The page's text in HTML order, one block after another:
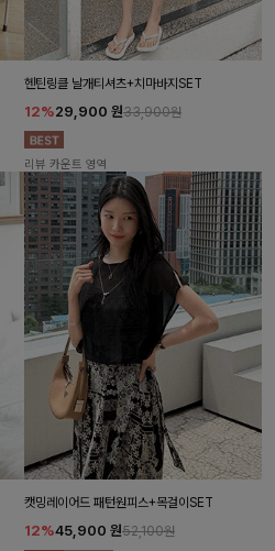
헨틴링클 날개티셔츠+치마바지SET
12%29,900 원33,900원
리뷰 카운트 영역
캣밍레이어드 패턴원피스+목걸이SET
12%45,900 원52,100원